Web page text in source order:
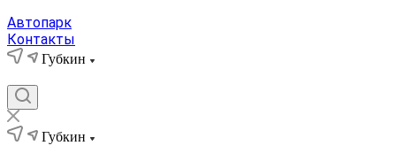
Автопарк
Контакты
Губкин
Губкин